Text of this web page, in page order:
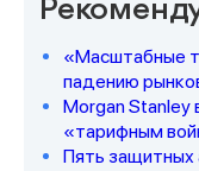
«Масштабные
падению
Morgan Stanley
«тарифным
Пять защитных